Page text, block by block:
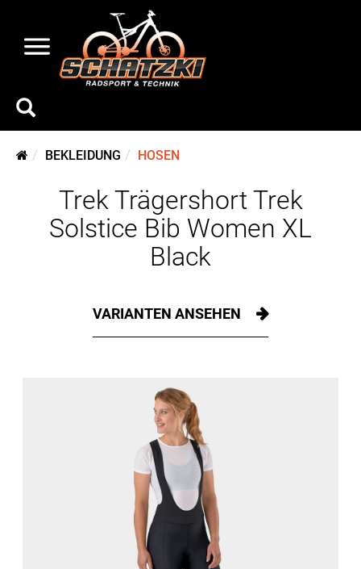
BEKLEIDUNG HOSEN
Trek Trägershort Trek
Solstice Bib Women XL
Black
VARIANTEN ANSEHEN